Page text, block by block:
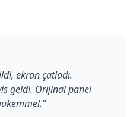
ekran çatladı.
geldi. Orijinal panel
"